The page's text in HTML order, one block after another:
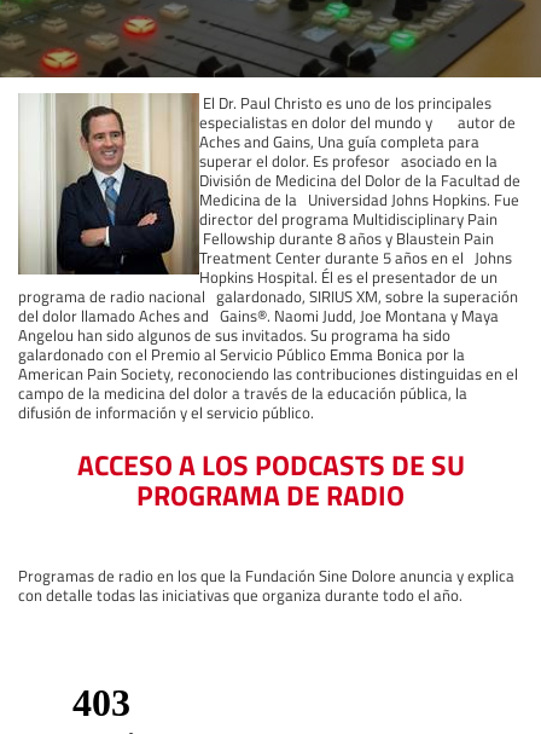
El Dr. Paul Christo es uno de los principales
especialistas en dolor del mundo y autor de
Aches and Gains, Una guía completa para
superar el dolor. Es profesor asociado en la
División de Medicina del Dolor de la Facultad de
Medicina de la Universidad Johns Hopkins. Fue
director del programa Multidisciplinary Pain
Fellowship durante 8 años y Blaustein Pain
Treatment Center durante 5 años en el Johns
Hopkins Hospital. Él es el presentador de un
programa de radio nacional galardonado, SIRIUS XM, sobre la superación
del dolor llamado Aches and Gains®. Naomi Judd, Joe Montana y Maya
Angelou han sido algunos de sus invitados. Su programa ha sido
galardonado con el Premio al Servicio Público Emma Bonica por la
American Pain Society, reconociendo las contribuciones distinguidas en el
campo de la medicina del dolor a través de la educación pública, la
difusión de información y el servicio público.
ACCESO A LOS PODCASTS DE SU
PROGRAMA DE RADIO
Programas de radio en los que la Fundación Sine Dolore anuncia y explica
con detalle todas las iniciativas que organiza durante todo el año.